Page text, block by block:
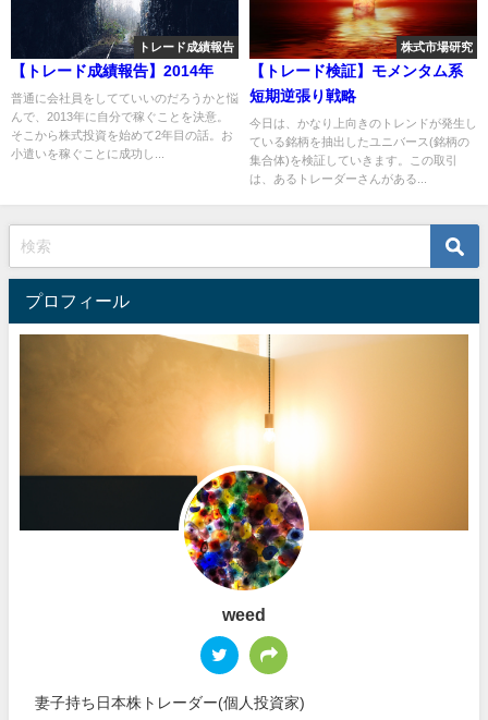
トレード成績報告
【トレード成績報告】2014年
普通に会社員をしてていいのだろうかと悩
んで、2013年に自分で稼ぐことを決意。
そこから株式投資を始めて2年目の話。お
小遣いを稼ぐことに成功し...
株式市場研究
【トレード検証】モメンタム系
短期逆張り戦略
今日は、かなり上向きのトレンドが発生し
ている銘柄を抽出したユニバース(銘柄の
集合体)を検証していきます。この取引
は、あるトレーダーさんがある...
プロフィール
weed
妻子持ち日本株トレーダー(個人投資家)